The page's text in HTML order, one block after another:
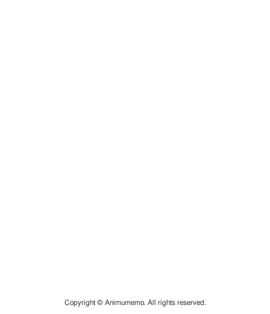
Copyright © Animumemo. All rights reserved.